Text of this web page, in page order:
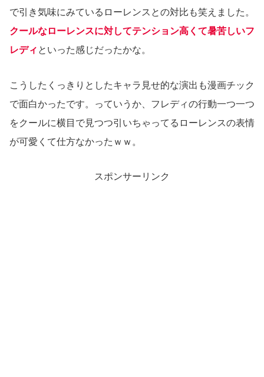
で引き気味にみているローレンスとの対比も笑えました。
クールなローレンスに対してテンション高くて暑苦しいフ
レディ といった感じだったかな。
こうしたくっきりとしたキャラ見せ的な演出も漫画チック
で面白かったです。っていうか、フレディの行動一つ一つ
をクールに横目で見つつ引いちゃってるローレンスの表情
が可愛くて仕方なかったｗｗ。
スポンサーリンク